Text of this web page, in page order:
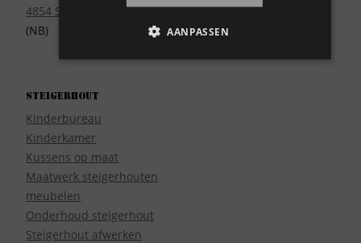
4854 SE Bavel
(NB)
Steigerhout
Kinderbureau
Kinderkamer
Kussens op maat
Maatwerk steigerhouten
meubelen
Onderhoud steigerhout
Steigerhout afwerken
AANPASSEN